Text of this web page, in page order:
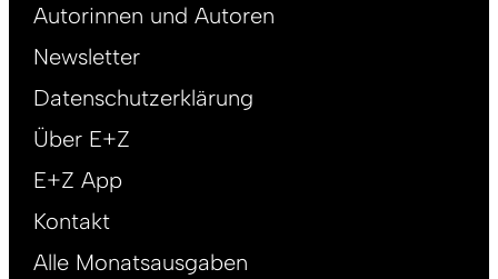
Footer
DE
Autorinnen und Autoren
Newsletter
Datenschutzerklärung
Über E+Z
E+Z App
Kontakt
Alle Monatsausgaben